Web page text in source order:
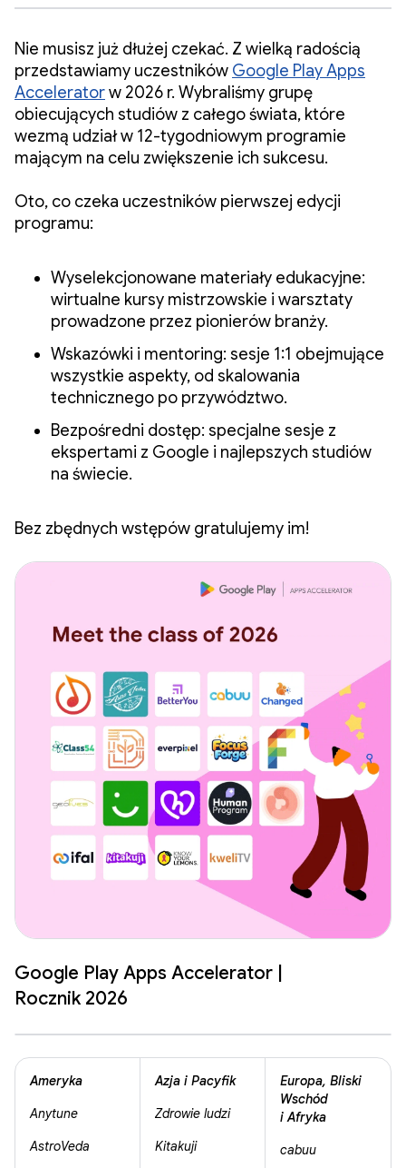
Nie musisz już dłużej czekać. Z wielką radością
przedstawiamy uczestników Google Play Apps
Acceleratorw 2026 r. Wybraliśmy grupę
obiecujących studiów z całego świata, które
wezmą udział w 12-tygodniowym programie
mającym na celu zwiększenie ich sukcesu.
Oto, co czeka uczestników pierwszej edycji
programu:
Wyselekcjonowane materiały edukacyjne:
wirtualne kursy mistrzowskie i warsztaty
prowadzone przez pionierów branży.
Wskazówki i mentoring: sesje 1:1 obejmujące
wszystkie aspekty, od skalowania
technicznego po przywództwo.
Bezpośredni dostęp: specjalne sesje z
ekspertami z Google i najlepszych studiów
na świecie.
Bez zbędnych wstępów gratulujemy im!
Google Play Apps Accelerator |
Rocznik 2026
Ameryka
Anytune
AstroVeda
Azja i Pacyfik
Zdrowie ludzi
Kitakuji
Europa, Bliski
Wschód
i Afryka
cabuu